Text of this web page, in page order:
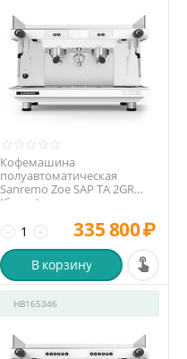
Кофемашина
полуавтоматическая
Sanremo Zoe SAP TA 2GR
(белая)
+
− 335 800₽
В корзину
HB165346